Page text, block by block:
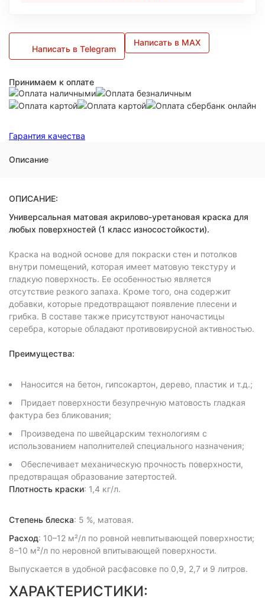
Написать в Telegram
Написать в MAX
Принимаем к оплате
Гарантия качества
Описание
ОПИСАНИЕ:
Универсальная матовая акрилово-уретановая краска для
любых поверхностей (1 класс износостойкости).
Краска на водной основе для покраски стен и потолков
внутри помещений, которая имеет матовую текстуру и
гладкую поверхность. Ее особенностью является
отсутствие резкого запаха. Кроме того, она содержит
добавки, которые предотвращают появление плесени и
грибка. В составе также присутствуют наночастицы
серебра, которые обладают противовирусной активностью.
Преимущества:
Наносится на бетон, гипсокартон, дерево, пластик и т.д.;
Придает поверхности безупречную матовость гладкая
фактура без бликования;
Произведена по швейцарским технологиям с
использованием наполнителей специального назначения;
Обеспечивает механическую прочность поверхности,
предотвращая образование затертостей.
Плотность краски: 1,4 кг/л.
Степень блеска: 5 %, матовая.
Расход: 10–12 м²/л по ровной невпитывающей поверхности;
8–10 м²/л по неровной впитывающей поверхности.
Выпускается в удобной расфасовке по 0,9, 2,7 и 9 литров.
ХАРАКТЕРИСТИКИ: